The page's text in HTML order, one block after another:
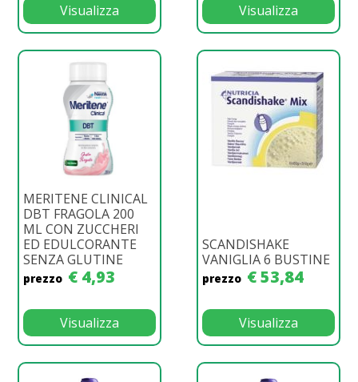
Visualizza Visualizza
MERITENE CLINICAL
DBT FRAGOLA 200
ML CON ZUCCHERI
ED EDULCORANTE
SENZA GLUTINE
prezzo € 4,93
Visualizza
SCANDISHAKE
VANIGLIA 6 BUSTINE
prezzo € 53,84
Visualizza